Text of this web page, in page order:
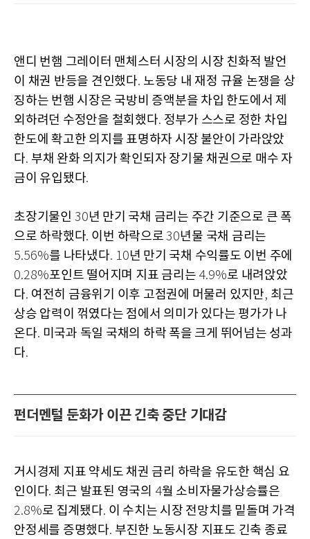
앤디 번햄 그레이터 맨체스터 시장의 시장 친화적 발언
이 채권 반등을 견인했다. 노동당 내 재정 규율 논쟁을 상
징하는 번햄 시장은 국방비 증액분을 차입 한도에서 제
외하려던 수정안을 철회했다. 정부가 스스로 정한 차입
한도에 확고한 의지를 표명하자 시장 불안이 가라앉았
다. 부채 완화 의지가 확인되자 장기물 채권으로 매수 자
금이 유입됐다.
초장기물인 30년 만기 국채 금리는 주간 기준으로 큰 폭
으로 하락했다. 이번 하락으로30년물 국채 금리는
5.56%를 나타냈다. 10년 만기 국채 수익률도 이번 주에
0.28%포인트 떨어지며 지표 금리는 4.9%로 내려앉았
다. 여전히 금융위기 이후 고점권에 머물러 있지만, 최근
상승 압력이 꺾였다는 점에서 의미가 있다는 평가가 나
온다. 미국과 독일 국채의 하락 폭을 크게 뛰어넘는 성과
다.
펀더멘털 둔화가 이끈 긴축 중단 기대감
거시경제 지표 약세도 채권 금리 하락을 유도한 핵심 요
인이다. 최근 발표된 영국의 4월 소비자물가상승률은
2.8%로 집계됐다. 이 수치는 시장 전망치를 밑돌며 가격
안정세를 증명했다. 부진한 노동시장 지표도 긴축 종료